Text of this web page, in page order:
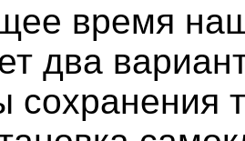
время
два
сохранения